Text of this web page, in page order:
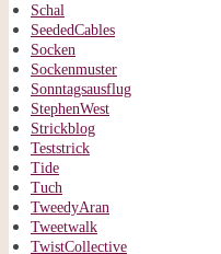
Schal
SeededCables
Socken
Sockenmuster
Sonntagsausflug
StephenWest
Strickblog
Teststrick
Tide
Tuch
TweedyAran
Tweetwalk
TwistCollective